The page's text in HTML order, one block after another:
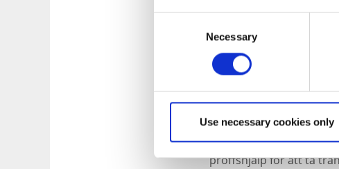
Necessary
Use necessary cookies only
Allt detta och mer på
Läs mer om Billingen
Billingecenter -
Som navet i cykelhjulet
proffshjälp för att ta